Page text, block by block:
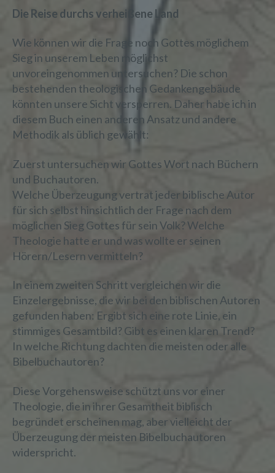
Die Reise durchs verheißene Land
Wie können wir die Frage noch Gottes möglichem
Sieg in unserem Leben möglichst
unvoreingenommen untersuchen? Die schon
bestehenden theologischen Gedankengebäude
könnten unsere Sicht versperren. Daher habe ich in
diesem Buch einen anderen Ansatz und andere
Methodik als üblich gewählt:
Zuerst untersuchen wir Gottes Wort nach Büchern
und Buchautoren.
Welche Überzeugung vertrat jeder biblische Autor
für sich selbst hinsichtlich der Frage nach dem
möglichen Sieg Gottes für sein Volk? Welche
Theologie hatte er und was wollte er seinen
Hörern/Lesern vermitteln?
In einem zweiten Schritt vergleichen wir die
Einzelergebnisse, die wir bei den biblischen Autoren
gefunden haben: Ergibt sich eine rote Linie, ein
stimmiges Gesamtbild? Gibt es einen klaren Trend?
In welche Richtung dachten die meisten oder alle
Bibelbuchautoren?
Diese Vorgehensweise schützt uns vor einer
Theologie, die in ihrer Gesamtheit biblisch
begründet erscheinen mag, aber vielleicht der
Überzeugung der meisten Bibelbuchautoren
widerspricht.